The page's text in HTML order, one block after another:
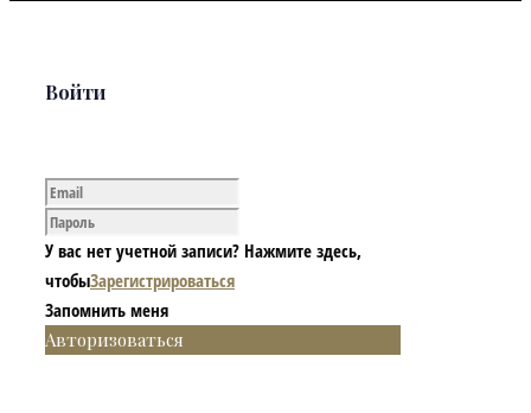
Войти
У вас нет учетной записи? Нажмите здесь,
чтобыЗарегистрироваться
Запомнить меня
Авторизоваться